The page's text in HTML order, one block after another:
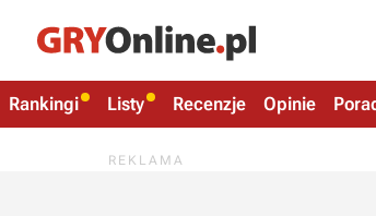
Rankingi Listy Recenzje Opinie